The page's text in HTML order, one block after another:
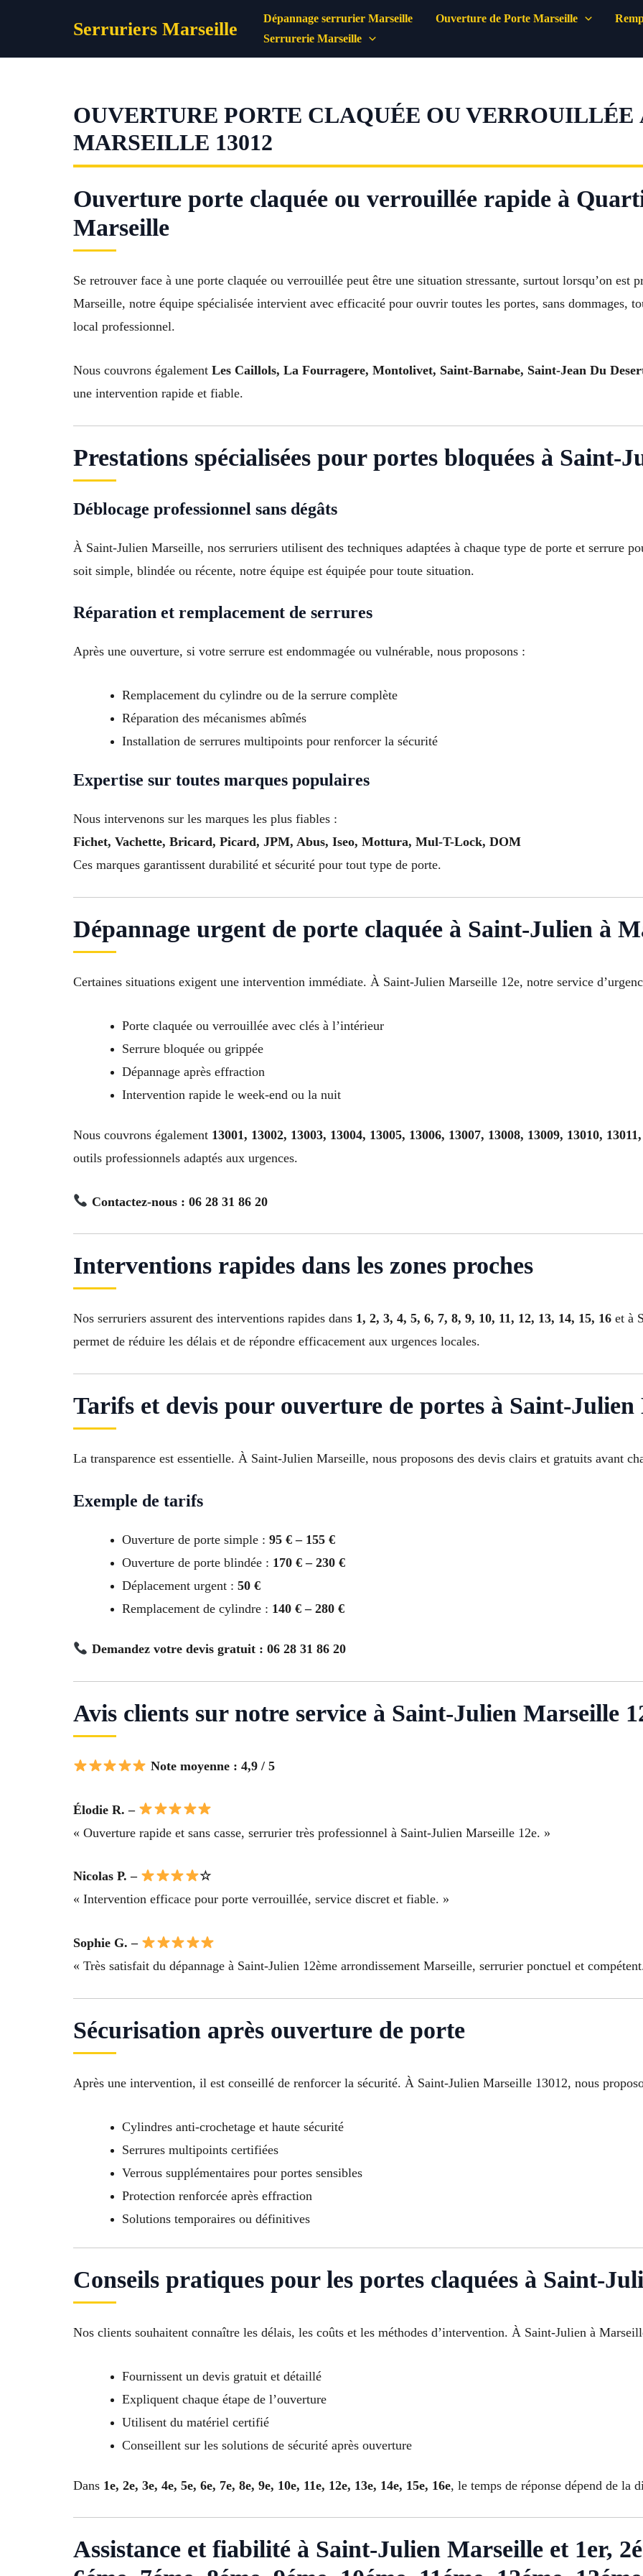
Serruriers Marseille Dépannage serrurier Marseille Ouverture de Porte Marseille
Serrurerie Marseille
OUVERTURE PORTE CLAQUÉE OU
MARSEILLE 13012
Ouverture porte claquée ou verrouillée rapide à
Marseille
Se retrouver face à une porte claquée ou verrouillée peut être une situation stressante, surtout lorsqu’on est
Marseille, notre équipe spécialisée intervient avec efficacité pour ouvrir toutes les portes, sans dommages,
local professionnel.
Nous couvrons également Les Caillols, La Fourragere, Montolivet, Saint-Barnabe, Saint-Jean Du
une intervention rapide et fiable.
Prestations spécialisées pour portes bloquées à Saint-
Déblocage professionnel sans dégâts
À Saint-Julien Marseille, nos serruriers utilisent des techniques adaptées à chaque type de porte et serrure
soit simple, blindée ou récente, notre équipe est équipée pour toute situation.
Réparation et remplacement de serrures
Après une ouverture, si votre serrure est endommagée ou vulnérable, nous proposons :
Remplacement du cylindre ou de la serrure complète
Réparation des mécanismes abîmés
Installation de serrures multipoints pour renforcer la sécurité
Expertise sur toutes marques populaires
Nous intervenons sur les marques les plus fiables :
Fichet, Vachette, Bricard, Picard, JPM, Abus, Iseo, Mottura, Mul-T-Lock, DOM
Ces marques garantissent durabilité et sécurité pour tout type de porte.
Dépannage urgent de porte claquée à Saint-Julien à
Certaines situations exigent une intervention immédiate. À Saint-Julien Marseille 12e, notre service
Porte claquée ou verrouillée avec clés à l’intérieur
Serrure bloquée ou grippée
Dépannage après effraction
Intervention rapide le week-end ou la nuit
Nous couvrons également 13001, 13002, 13003, 13004, 13005, 13006, 13007, 13008, 13009, 13010,
outils professionnels adaptés aux urgences.
Contactez-nous : 06 28 31 86 20
Interventions rapides dans les zones proches
Nos serruriers assurent des interventions rapides dans 1, 2, 3, 4, 5, 6, 7, 8, 9, 10, 11, 12, 13, 14, 15, 16 et à
permet de réduire les délais et de répondre efficacement aux urgences locales.
Tarifs et devis pour ouverture de portes à Saint-Julien
La transparence est essentielle. À Saint-Julien Marseille, nous proposons des devis clairs et gratuits avant
Exemple de tarifs
Ouverture de porte simple : 95 € – 155 €
Ouverture de porte blindée : 170 € – 230 €
Déplacement urgent : 50 €
Remplacement de cylindre : 140 € – 280 €
Demandez votre devis gratuit : 06 28 31 86 20
Avis clients sur notre service à Saint-Julien Marseille
Note moyenne : 4,9 / 5
Élodie R. –
« Ouverture rapide et sans casse, serrurier très professionnel à Saint-Julien Marseille 12e. »
Nicolas P. –
☆
« Intervention efficace pour porte verrouillée, service discret et fiable. »
Sophie G. –
« Très satisfait du dépannage à Saint-Julien 12ème arrondissement Marseille, serrurier ponctuel et
Sécurisation après ouverture de porte
Après une intervention, il est conseillé de renforcer la sécurité. À Saint-Julien Marseille 13012, nous
Cylindres anti-crochetage et haute sécurité
Serrures multipoints certifiées
Verrous supplémentaires pour portes sensibles
Protection renforcée après effraction
Solutions temporaires ou définitives
Conseils pratiques pour les portes claquées à Saint-
Nos clients souhaitent connaître les délais, les coûts et les méthodes d’intervention. À Saint-Julien à
Fournissent un devis gratuit et détaillé
Expliquent chaque étape de l’ouverture
Utilisent du matériel certifié
Conseillent sur les solutions de sécurité après ouverture
Dans 1e, 2e, 3e, 4e, 5e, 6e, 7e, 8e, 9e, 10e, 11e, 12e, 13e, 14e, 15e, 16e, le temps de réponse dépend de la
Assistance et fiabilité à Saint-Julien Marseille et 1er,